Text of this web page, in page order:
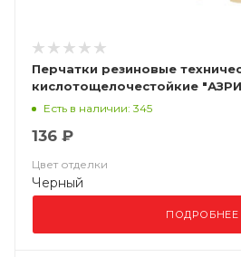
Перчатки резиновые
кислотощелочестойкие
(КЩСТ-2 (АЗРИ)
Есть в наличии: 345
136 ₽
Цвет отделки
Черный
ПОДРОБНЕЕ